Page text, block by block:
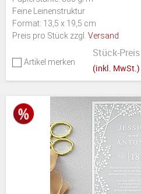
Feine Leinenstruktur
Format: 13,5 x 19,5 cm
Preis pro Stück zzgl. Versand
Artikel merken
Stück-Preis
(inkl. MwSt.)